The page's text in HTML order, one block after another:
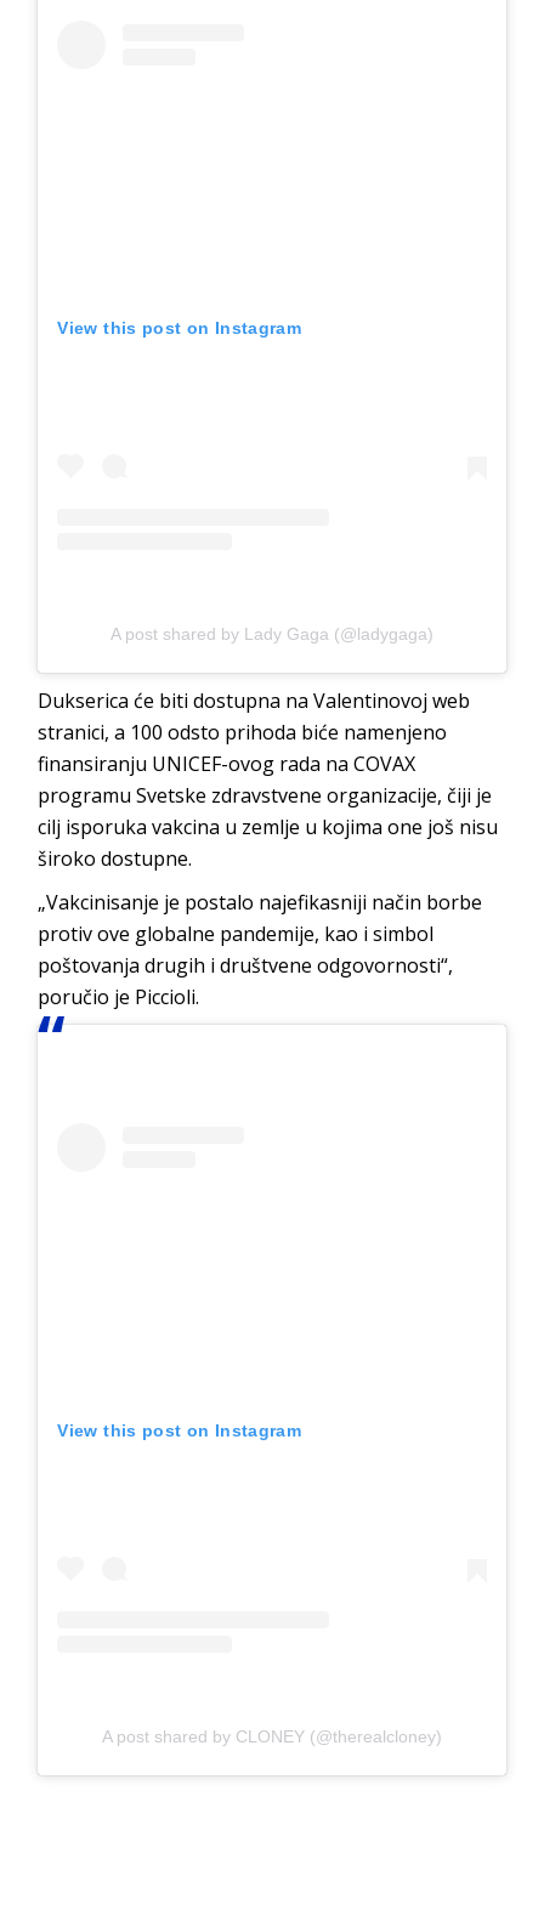
View this post on Instagram
A post shared by Lady Gaga (@ladygaga)
Dukserica će biti dostupna na Valentinovoj web
stranici, a 100 odsto prihoda biće namenjeno
finansiranju UNICEF-ovog rada na COVAX
programu Svetske zdravstvene organizacije, čiji je
cilj isporuka vakcina u zemlje u kojima one još nisu
široko dostupne.
„Vakcinisanje je postalo najefikasniji način borbe
protiv ove globalne pandemije, kao i simbol
poštovanja drugih i društvene odgovornosti“,
poručio je Piccioli.
View this post on Instagram
A post shared by CLONEY (@therealcloney)